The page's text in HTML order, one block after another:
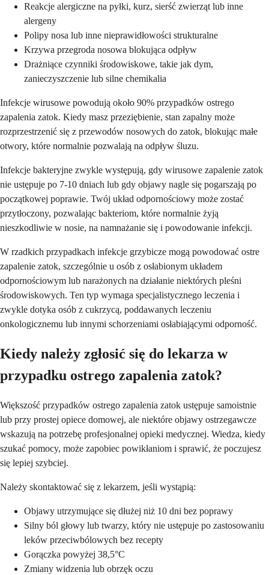
Reakcje alergiczne na pyłki, kurz, sierść zwierząt lub inne
alergeny
Polipy nosa lub inne nieprawidłowości strukturalne
Krzywa przegroda nosowa blokująca odpływ
Drażniące czynniki środowiskowe, takie jak dym,
zanieczyszczenie lub silne chemikalia
Infekcje wirusowe powodują około 90% przypadków ostrego
zapalenia zatok. Kiedy masz przeziębienie, stan zapalny może
rozprzestrzenić się z przewodów nosowych do zatok, blokując małe
otwory, które normalnie pozwalają na odpływ śluzu.
Infekcje bakteryjne zwykle występują, gdy wirusowe zapalenie zatok
nie ustępuje po 7-10 dniach lub gdy objawy nagle się pogarszają po
początkowej poprawie. Twój układ odpornościowy może zostać
przytłoczony, pozwalając bakteriom, które normalnie żyją
nieszkodliwie w nosie, na namnażanie się i powodowanie infekcji.
W rzadkich przypadkach infekcje grzybicze mogą powodować ostre
zapalenie zatok, szczególnie u osób z osłabionym układem
odpornościowym lub narażonych na działanie niektórych pleśni
środowiskowych. Ten typ wymaga specjalistycznego leczenia i
zwykle dotyka osób z cukrzycą, poddawanych leczeniu
onkologicznemu lub innymi schorzeniami osłabiającymi odporność.
Kiedy należy zgłosić się do lekarza w
przypadku ostrego zapalenia zatok?
Większość przypadków ostrego zapalenia zatok ustępuje samoistnie
lub przy prostej opiece domowej, ale niektóre objawy ostrzegawcze
wskazują na potrzebę profesjonalnej opieki medycznej. Wiedza, kiedy
szukać pomocy, może zapobiec powikłaniom i sprawić, że poczujesz
się lepiej szybciej.
Należy skontaktować się z lekarzem, jeśli wystąpią:
Objawy utrzymujące się dłużej niż 10 dni bez poprawy
Silny ból głowy lub twarzy, który nie ustępuje po zastosowaniu
leków przeciwbólowych bez recepty
Gorączka powyżej 38,5°C
Zmiany widzenia lub obrzęk oczu